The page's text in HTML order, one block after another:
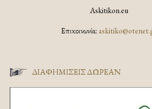
Askitikon.eu
Επικοινωνία:
ΔΙΑΦΗΜΊΣΕΙΣ ΔΩΡΕΆΝ